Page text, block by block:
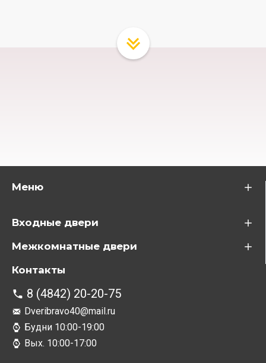
Меню
Входные двери
Межкомнатные двери
Контакты
8 (4842) 20-20-75
Dveribravo40@mail.ru
Будни 10:00-19:00
Вых. 10:00-17:00